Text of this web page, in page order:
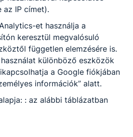
adatokat. A
a forgácsolási
által vezérelt)
gyártósorokon
a munkadarabot befogó-
Programot ír és tesztel
CNC gépen történő
vagy CNC gépen
A kész munkadarabok
mérés eredményét
IP címet).
et használja a
keresztül megvalósuló
független elemzésére is.
különböző eszközök
a Google fiókjában
információk” alatt.
: az alábbi táblázatban